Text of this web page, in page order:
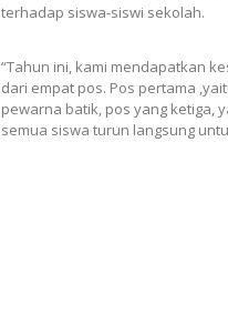
terhadap siswa-siswi sekolah.
“Tahun ini, kami mendapatkan
dari empat pos. Pos pertama
pewarna batik, pos yang ketiga,
semua siswa turun langsung